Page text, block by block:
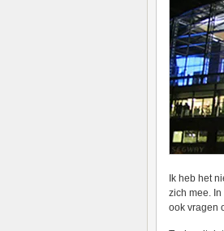
Ik heb het
zich mee.
ook vragen